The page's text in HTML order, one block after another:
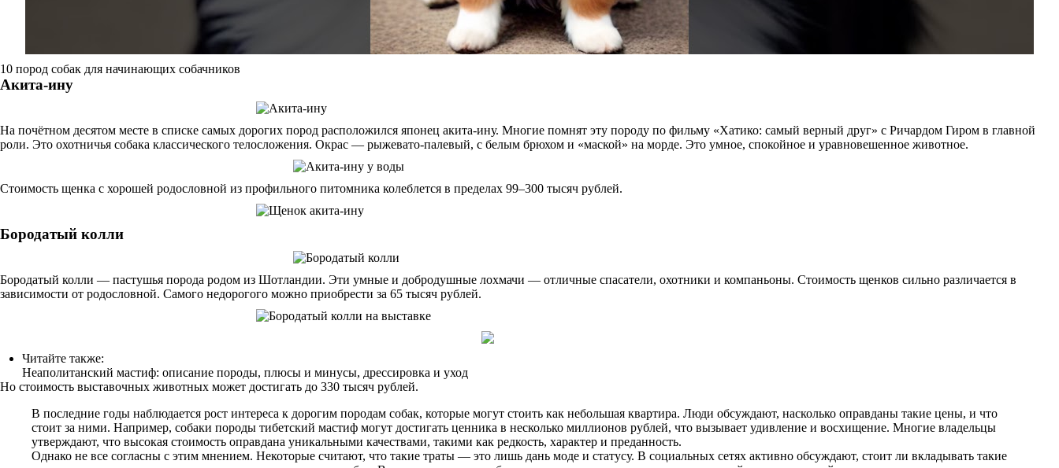
10 пород собак для начинающих собачников
Акита-ину
На почётном десятом месте в списке самых дорогих пород расположился японец акита-ину. Многие помнят эту породу по фильму «Хатико: самый верный друг» с Ричардом Гиром в главной
роли. Это охотничья собака классического телосложения. Окрас — рыжевато-палевый, с белым брюхом и «маской» на морде. Это умное, спокойное и уравновешенное животное.
Стоимость щенка с хорошей родословной из профильного питомника колеблется в пределах 99–300 тысяч рублей.
Бородатый колли
Бородатый колли — пастушья порода родом из Шотландии. Эти умные и добродушные лохмачи — отличные спасатели, охотники и компаньоны. Стоимость щенков сильно различается в
зависимости от родословной. Самого недорогого можно приобрести за 65 тысяч рублей.
Читайте также:
Неаполитанский мастиф: описание породы, плюсы и минусы, дрессировка и уход
Но стоимость выставочных животных может достигать до 330 тысяч рублей.
В последние годы наблюдается рост интереса к дорогим породам собак, которые могут стоить как небольшая квартира. Люди обсуждают, насколько оправданы такие цены, и что
стоит за ними. Например, собаки породы тибетский мастиф могут достигать ценника в несколько миллионов рублей, что вызывает удивление и восхищение. Многие владельцы
утверждают, что высокая стоимость оправдана уникальными качествами, такими как редкость, характер и преданность.
Однако не все согласны с этим мнением. Некоторые считают, что такие траты — это лишь дань моде и статусу. В социальных сетях активно обсуждают, стоит ли вкладывать такие